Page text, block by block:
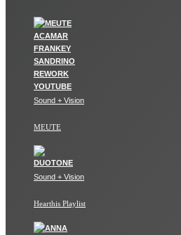
Sound + Vision
MEUTE
Sound + Vision
Hearthis Playlist